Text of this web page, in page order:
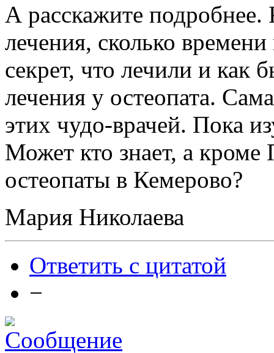
А расскажите подробнее.
лечения, сколько
секрет, что лечили и как
лечения у остеопата.
этих чудо-врачей. Пока
Может кто знает, а
остеопаты в Кемерово?
Мария Николаева
Ответить с цитатой
−